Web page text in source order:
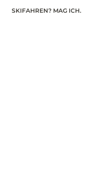
SKIFAHREN? MAG ICH.